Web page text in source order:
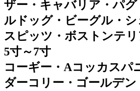
ザー・キャバリア・パ
ルドッグ・ビーグル・シ
スピッツ・ボストンテ
5寸～7寸
コーギー・Aコッカスパ
ダーコリー・ゴールデ